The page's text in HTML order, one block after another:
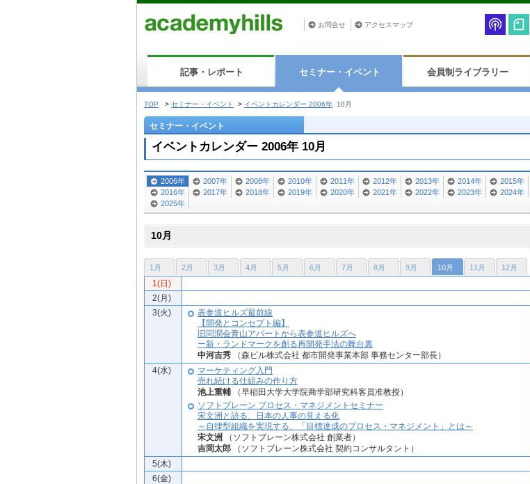
お問合せ アクセスマップ
記事・レポート セミナー・イベント 会員制ライブラリー
TOP > セミナー・イベント > イベントカレンダー 2006年 10月
セミナー・イベント
イベントカレンダー 2006年 10月
2006年 2007年 2008年 2010年 2011年 2012年 2013年 2014年
2015年
2016年
2017年 2018年 2019年 2020年 2021年 2022年 2023年
2024年
2025年
10月
1月 2月 3月 4月 5月 6月 7月 8月 9月 10月 11月 12月
1(日)
2(月)
3(火)
表参道ヒルズ最前線
【開発とコンセプト編】
旧同潤会青山アパートから表参道ヒルズへ
ー新・ランドマークを創る再開発手法の舞台裏
中河吉秀 （森ビル株式会社 都市開発事業本部 事務センター部長）
4(水)
マーケティング入門
売れ続ける仕組みの作り方
池上重輔 （早稲田大学大学院商学部研究科客員准教授）
ソフトブレーン プロセス・マネジメントセミナー
宋文洲と語る、日本の人事の見える化
～自律型組織を実現する、「目標達成のプロセス・マネジメント」とは～
宋文洲 （ソフトブレーン株式会社 創業者）
吉岡太郎 （ソフトブレーン株式会社 契約コンサルタント）
5(木)
6(金)